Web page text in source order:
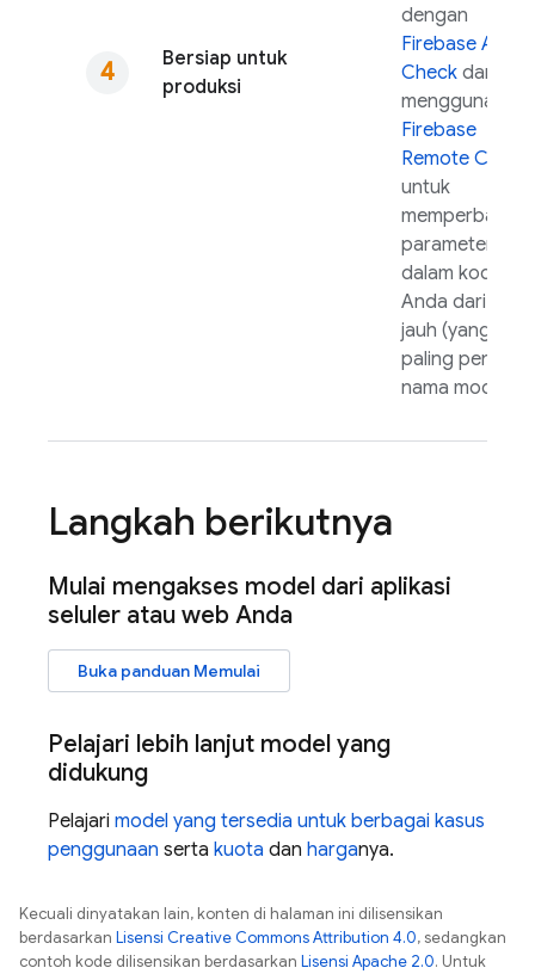
Bersiap untuk
produksi
dengan
Firebase App
Check dan
menggunakan
Firebase
Remote Config
untuk
memperbarui
parameter
dalam kode
Anda dari jarak
jauh (yang
paling penting,
nama model).
Langkah berikutnya
Mulai mengakses model dari aplikasi
seluler atau web Anda
Buka panduan Memulai
Pelajari lebih lanjut model yang
didukung
Pelajari model yang tersedia untuk berbagai kasus
penggunaan serta kuota dan harganya.
Kecuali dinyatakan lain, konten di halaman ini dilisensikan
berdasarkan Lisensi Creative Commons Attribution 4.0, sedangkan
contoh kode dilisensikan berdasarkan Lisensi Apache 2.0. Untuk